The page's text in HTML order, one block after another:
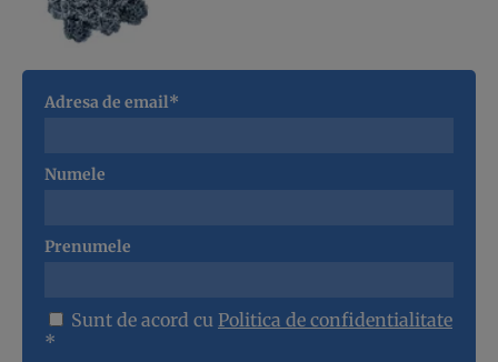
Adresa de email*
Numele
Prenumele
Sunt de acord cu Politica de confidentialitate
*